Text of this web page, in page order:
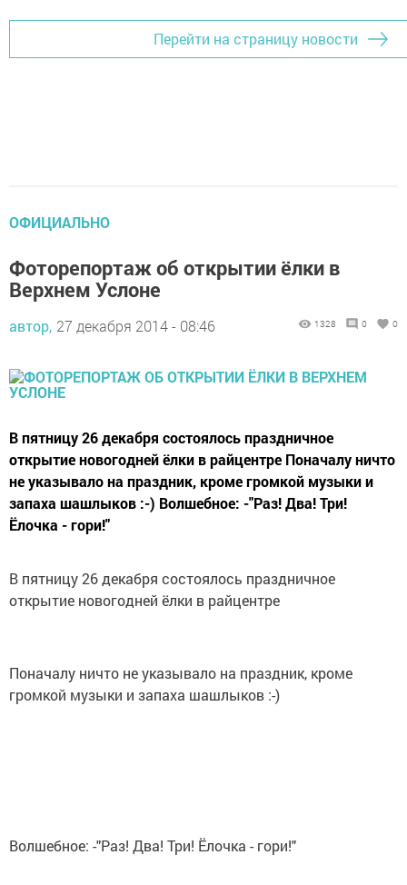
Перейти на страницу новости
ОФИЦИАЛЬНО
Фоторепортаж об открытии ёлки в
Верхнем Услоне
автор, 27 декабря 2014 - 08:46 1328 0 0
В пятницу 26 декабря состоялось праздничное
открытие новогодней ёлки в райцентре Поначалу ничто
не указывало на праздник, кроме громкой музыки и
запаха шашлыков :-) Волшебное: -"Раз! Два! Три!
Ёлочка - гори!"
В пятницу 26 декабря состоялось праздничное
открытие новогодней ёлки в райцентре
Поначалу ничто не указывало на праздник, кроме
громкой музыки и запаха шашлыков :-)
Волшебное: -"Раз! Два! Три! Ёлочка - гори!"